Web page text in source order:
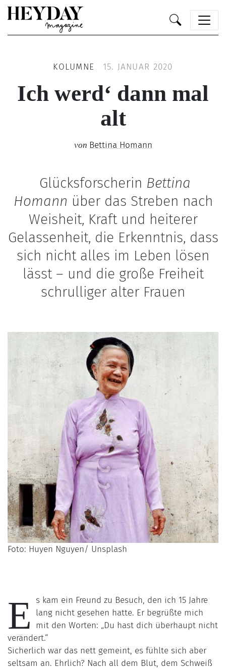
KOLUMNE 15. JANUAR 2020
Ich werd‘ dann mal
alt
von Bettina Homann
Glücksforscherin Bettina
Homann über das Streben nach
Weisheit, Kraft und heiterer
Gelassenheit, die Erkenntnis, dass
sich nicht alles im Leben lösen
lässt – und die große Freiheit
schrulliger alter Frauen
Foto: Huyen Nguyen/ Unsplash
E
s kam ein Freund zu Besuch, den ich 15 Jahre
lang nicht gesehen hatte. Er begrüßte mich
mit den Worten: „Du hast dich überhaupt nicht
verändert.“
Sicherlich war das nett gemeint, es fühlte sich aber
seltsam an. Ehrlich? Nach all dem Blut, dem Schweiß